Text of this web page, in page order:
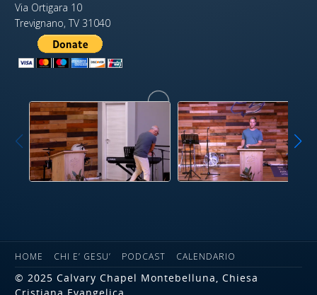
Via Ortigara 10
Trevignano, TV 31040
HOME CHI E’ GESU’ PODCAST CALENDARIO
© 2025 Calvary Chapel Montebelluna, Chiesa